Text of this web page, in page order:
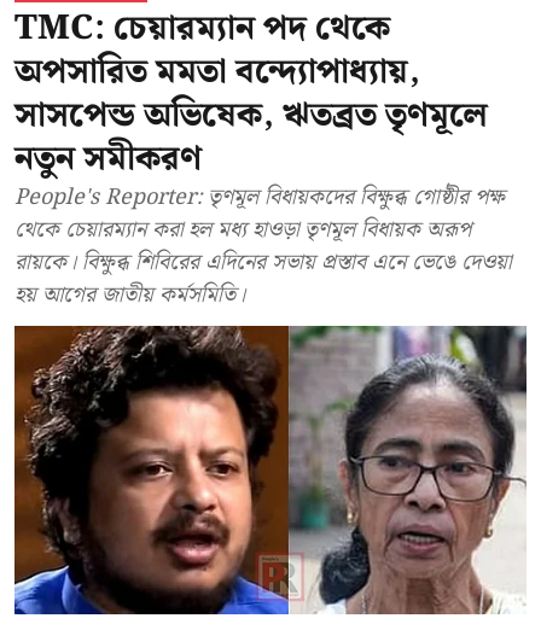
TMC: চেয়ারম্যান পদ থেকে
অপসারিত মমতা বন্দ্যোপাধ্যায়,
সাসপেন্ড অভিষেক, ঋতব্রত তৃণমূলে
নতুন সমীকরণ
People's Reporter: তৃণমূল বিধায়কদের বিক্ষুব্ধ গোষ্ঠীর পক্ষ
থেকে চেয়ারম্যান করা হল মধ্য হাওড়া তৃণমূল বিধায়ক অরূপ
রায়কে। বিক্ষুব্ধ শিবিরের এদিনের সভায় প্রস্তাব এনে ভেঙে দেওয়া
হয় আগের জাতীয় কর্মসমিতি।